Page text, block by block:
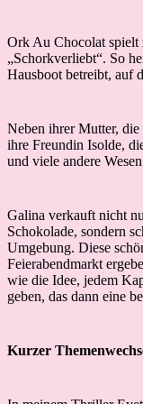
Ork Au Chocolat spielt
„Schorkverliebt“. So
Hausboot betreibt, auf
Neben ihrer Mutter,
ihre Freundin Isolde,
und viele andere
Galina verkauft nicht
Schokolade, sondern
Umgebung. Diese
Feierabendmarkt
wie die Idee, jedem
geben, das dann eine
Kurzer